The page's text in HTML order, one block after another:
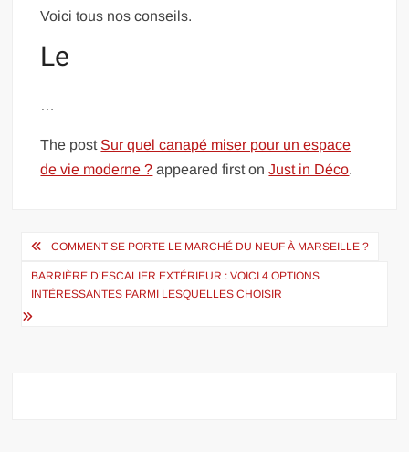
Voici tous nos conseils.
Le
…
The post Sur quel canapé miser pour un espace
de vie moderne ? appeared first onJust in Déco.
Navigation
de
l’article
COMMENT SE PORTE LE MARCHÉ DU NEUF À MARSEILLE ?
BARRIÈRE D’ESCALIER EXTÉRIEUR : VOICI 4 OPTIONS
INTÉRESSANTES PARMI LESQUELLES CHOISIR